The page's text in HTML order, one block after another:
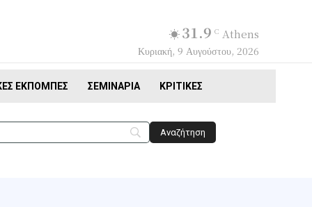
31.9 C Athens
Κυριακή, 9 Αυγούστου, 2026
ΕΚΠΟΜΠΈΣ ΣΕΜΙΝΆΡΙΑ ΚΡΙΤΙΚΈΣ